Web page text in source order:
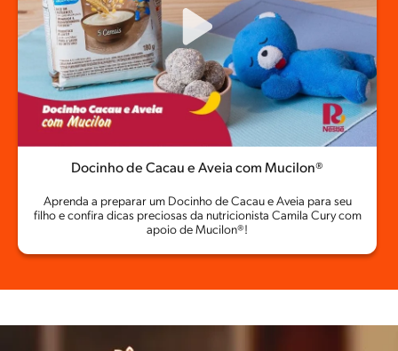
Docinho de Cacau e Aveia com Mucilon®
Aprenda a preparar um Docinho de Cacau e Aveia para seu
filho e confira dicas preciosas da nutricionista Camila Cury com
apoio de Mucilon®!